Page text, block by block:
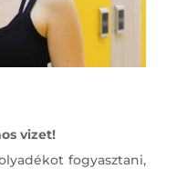
vizet!
fogyasztani,